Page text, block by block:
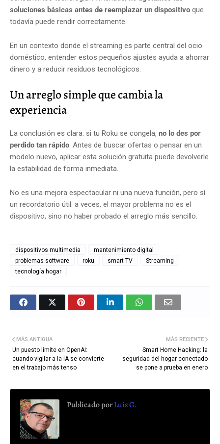
soluciones básicas antes de reemplazar un dispositivo que
todavía puede rendir correctamente.
En un contexto donde el streaming es parte central del ocio
doméstico, entender estos pequeños ajustes ayuda a ahorrar
dinero y a reducir residuos tecnológicos.
Un arreglo simple que cambia la
experiencia
La conclusión es clara: si tu Roku se congela, no lo des por
perdido tan rápido. Antes de buscar ofertas o pensar en un
modelo nuevo, aplicar esta solución gratuita puede devolverle
la estabilidad de forma inmediata.
No es una mejora espectacular ni una nueva función, pero sí
un recordatorio útil: a veces, el mayor problema no es el
dispositivo, sino no haber probado el arreglo más sencillo.
dispositivos multimedia
mantenimiento digital
problemas software
roku smart TV
Streaming
tecnología hogar
MÁS RECIENTE
Smart Home Hacking: la
seguridad del hogar conectado
se pone a prueba en enero
MÁS ANTIGUA
Un puesto límite en OpenAI:
cuando vigilar a la IA se convierte
en el trabajo más tenso
Publicado porLuis G.